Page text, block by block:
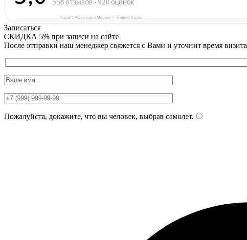
Гараж САО на карте Москвы — Яндекс Карты
Записаться
СКИДКА 5% при записи на сайте
После отправки наш менеджер свяжется с Вами и уточнит время визита
Пожалуйста, докажите, что вы человек, выбрав самолет.